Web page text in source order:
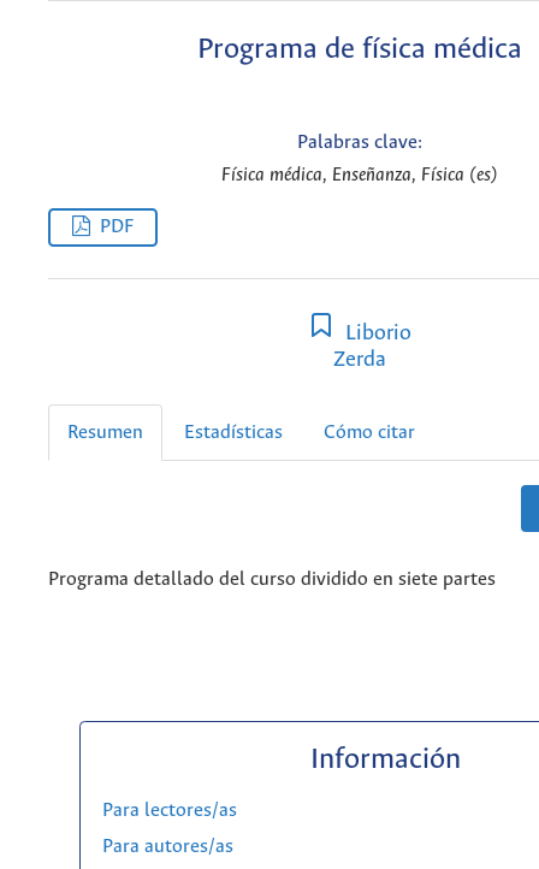
Programa de física médica
Palabras clave:
Física médica, Enseñanza, Física (es)
PDF
Liborio
Zerda
Resumen Estadísticas Cómo citar
Programa detallado del curso dividido en siete partes
Información
Para lectores/as
Para autores/as